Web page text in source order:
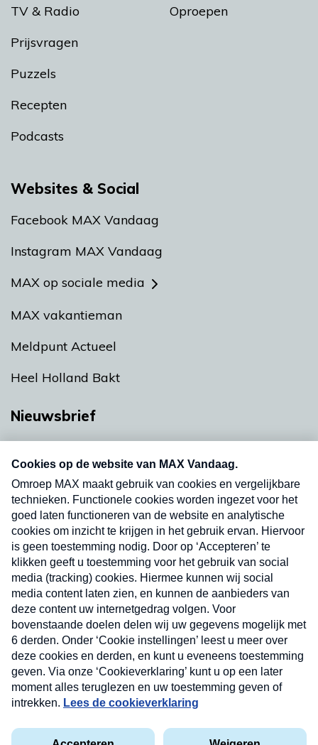
TV & Radio
Prijsvragen
Puzzels
Recepten
Podcasts
Oproepen
Websites & Social
Facebook MAX Vandaag
Instagram MAX Vandaag
MAX op sociale media
MAX vakantieman
Meldpunt Actueel
Heel Holland Bakt
Nieuwsbrief
nieuwsbrief. Elke vrijdag- en dinsdagochtend in
uw mailbox.
Verzend
Privacyverklaring
Cookieverklaring
Nieuwsbrief
Neem hier een gratis abonnement op onze
nieuwsbrief. Elke vrijdag- en dinsdagochtend in uw